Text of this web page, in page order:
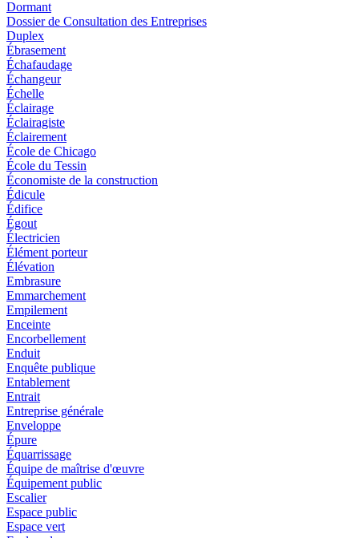
Dormant
Dossier de Consultation des Entreprises
Duplex
Ébrasement
Échafaudage
Échangeur
Échelle
Éclairage
Éclairagiste
Éclairement
École de Chicago
École du Tessin
Économiste de la construction
Édicule
Édifice
Égout
Électricien
Élément porteur
Élévation
Embrasure
Emmarchement
Empilement
Enceinte
Encorbellement
Enduit
Enquête publique
Entablement
Entrait
Entreprise générale
Enveloppe
Épure
Équarrissage
Équipe de maîtrise d'œuvre
Équipement public
Escalier
Espace public
Espace vert